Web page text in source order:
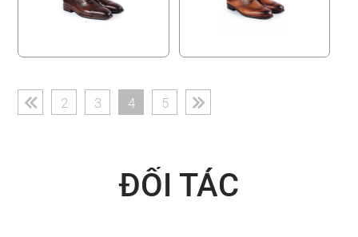
2 3 4(current)
5
ĐỐI TÁC